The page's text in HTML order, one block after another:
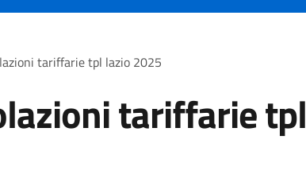
tariffarie tpl lazio 2025
tariffarie tpl